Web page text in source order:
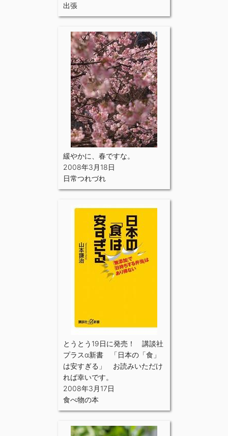
出張
緩やかに、春ですな。
2008年3月18日
日常つれづれ
とうとう19日に発売！ 講談社
プラスα新書 「日本の「食」
は安すぎる」 お読みいただけ
れば幸いです。
2008年3月17日
食べ物の本